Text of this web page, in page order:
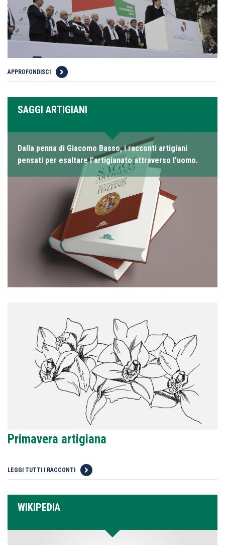
APPROFONDISCI
SAGGI ARTIGIANI
Dalla penna di Giacomo Basso, i racconti artigiani
pensati per esaltare l’artigianato attraverso l’uomo.
Primavera artigiana
LEGGI TUTTI I RACCONTI
WIKIPEDIA